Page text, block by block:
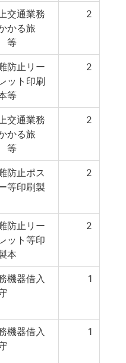
交通業務
かる旅
等
2
防止リー
ット印刷
等
2
交通業務
かる旅
等
2
防止ポス
等印刷製
2
防止リー
ット等印
本
2
機器借入
1
機器借入
1